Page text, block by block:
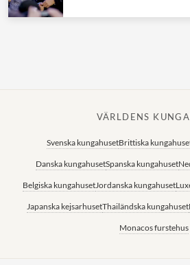
VÄRLDENS
Svenska kungahusetBrittiska
Danska kungahusetSpanska kungahuset
Belgiska kungahusetJordanska kungahuset
Japanska kejsarhusetThailändska kungahuset
Monacos furstehus